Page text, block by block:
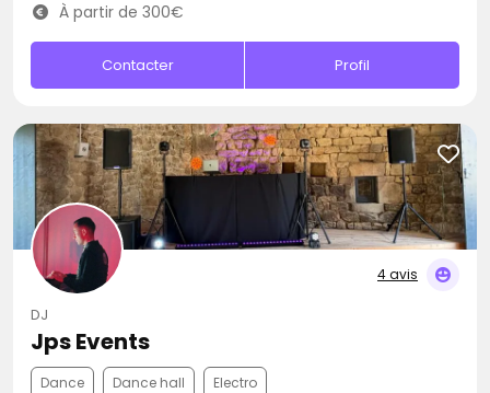
À partir de 300€
Contacter Profil
4 avis
DJ
Jps Events
Dance Dance hall Electro